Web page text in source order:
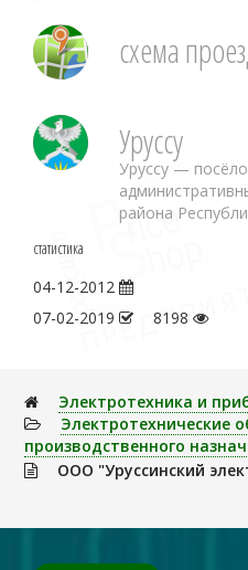
схема
Уруссу
Уруссу —
района
статистика
04-12-2012
07-02-2019
8198
Электpотехника и
Электротехнические
производственного
ООО "Уруссинский